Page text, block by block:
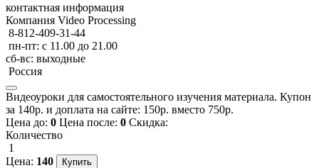
контактная информация
Компания Video Processing
8-812-409-31-44
пн-пт: с 11.00 до 21.00
сб-вс: выходные
Россия
Видеоуроки для самостоятельного изучения материала. Купон
за 140р. и доплата на сайте: 150р. вместо 750р.
Цена до: 0 Цена после: 0 Скидка:
Количество
1
Цена: 140